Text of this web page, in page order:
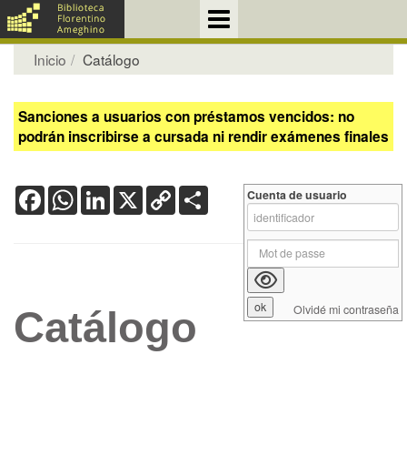
Inicio Catálogo
Sanciones a usuarios con préstamos vencidos: no
podrán inscribirse a cursada ni rendir exámenes finales
FacebookWhatsApp
LinkedIn
X Copy
Link
Catálogo
Cuenta de usuario
Olvidé mi contraseña